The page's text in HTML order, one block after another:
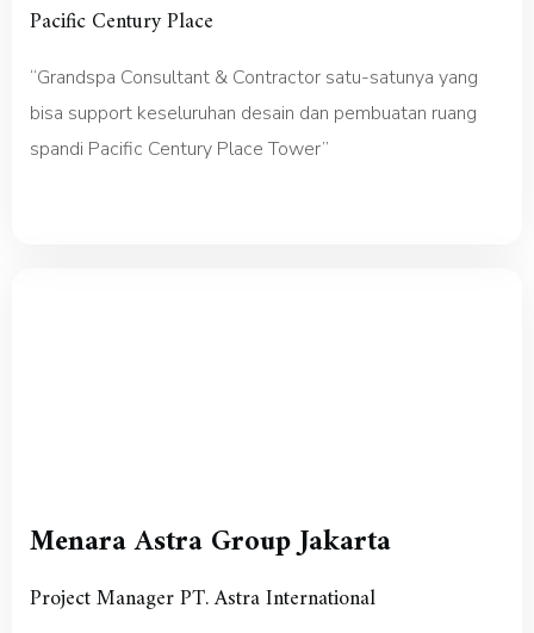
Pacific Century Place
“Grandspa Consultant & Contractor satu-satunya yang
bisa support keseluruhan desain dan pembuatan ruang
spandi Pacific Century Place Tower”
Menara Astra Group Jakarta
Project Manager PT. Astra International